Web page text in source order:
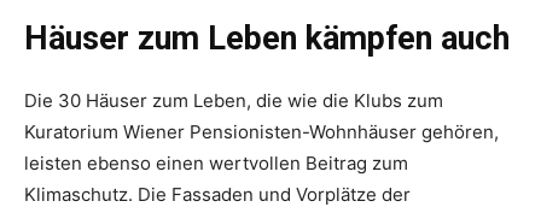
Häuser zum Leben kämpfen auch
Die 30 Häuser zum Leben, die wie die Klubs zum
Kuratorium Wiener Pensionisten-Wohnhäuser gehören,
leisten ebenso einen wertvollen Beitrag zum
Klimaschutz. Die Fassaden und Vorplätze der